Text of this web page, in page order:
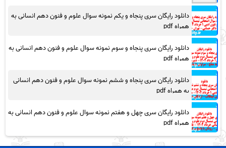
دانلود رایگان سری پنجاه و یکم نمونه سوال علوم و فنون دهم انسانی به
همراه pdf
دانلود رایگان سری پنجاه و سوم نمونه سوال علوم و فنون دهم انسانی به
همراه pdf
دانلود رایگان سری پنجاه و ششم نمونه سوال علوم و فنون دهم انسانی
به همراه pdf
دانلود رایگان سری چهل و هفتم نمونه سوال علوم و فنون دهم انسانی به
همراه pdf